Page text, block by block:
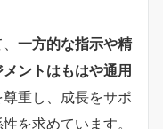
一方的な指示や精
ントはもはや通用
重し、成長をサポ
を求めています。